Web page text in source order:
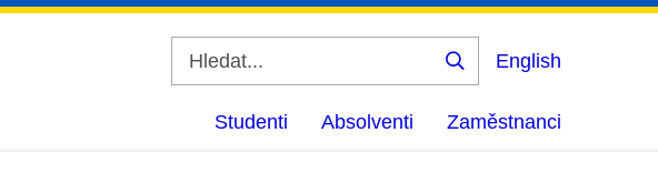
Vyhledat
English
Studenti Absolventi Zaměstnanci